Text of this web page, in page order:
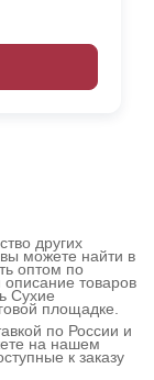
других
можете найти в
оптом по
товаров
Сухие
площадке.
по России и
на нашем
к заказу